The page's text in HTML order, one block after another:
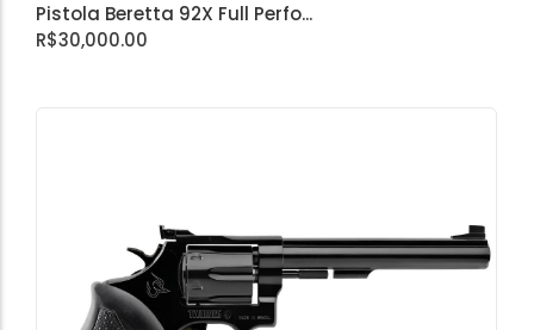
Pistola Beretta 92X Full Perfo...
R$30,000.00